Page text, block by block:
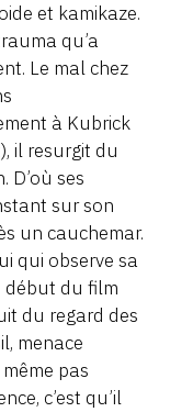
et kamikaze.
qu’a
Le mal chez
à Kubrick
il resurgit du
D’où ses
sur son
un cauchemar.
qui observe sa
début du film
du regard des
menace
pas
c’est qu’il